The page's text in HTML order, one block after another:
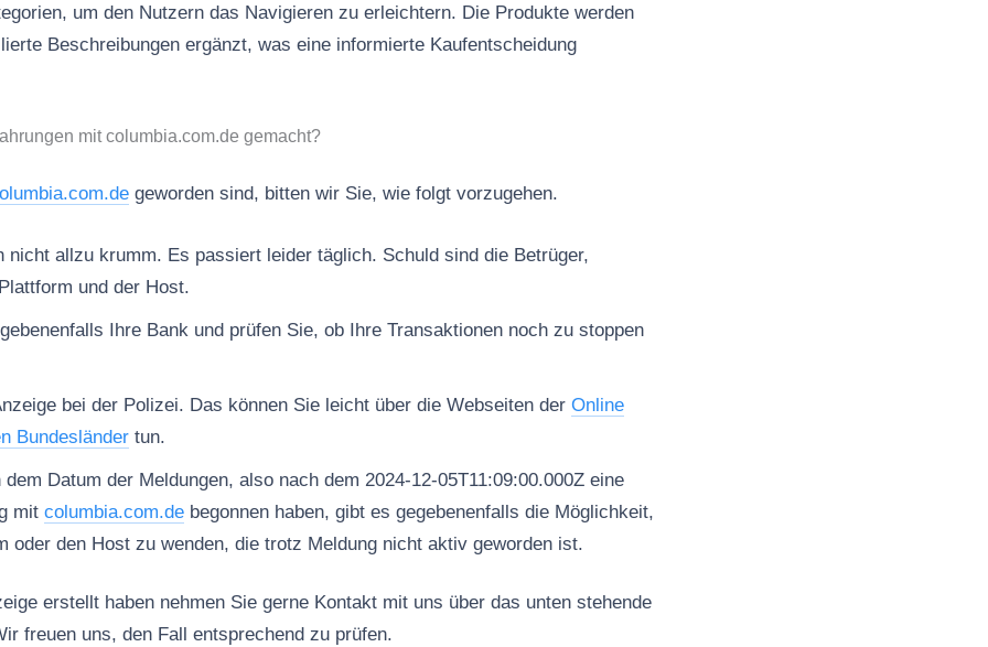
um den Nutzern das Navigieren zu erleichtern. Die Produkte werden
Beschreibungen ergänzt, was eine informierte Kaufentscheidung
mit columbia.com.de gemacht?
geworden sind, bitten wir Sie, wie folgt vorzugehen.
nicht allzu krumm. Es passiert leider täglich. Schuld sind die Betrüger,
und der Host.
Ihre Bank und prüfen Sie, ob Ihre Transaktionen noch zu stoppen
bei der Polizei. Das können Sie leicht über die Webseiten der Online
Bundesländer tun.
Datum der Meldungen, also nach dem 2024-12-05T11:09:00.000Z eine
mit columbia.com.de begonnen haben, gibt es gegebenenfalls die Möglichkeit,
oder den Host zu wenden, die trotz Meldung nicht aktiv geworden ist.
erstellt haben nehmen Sie gerne Kontakt mit uns über das unten stehende
freuen uns, den Fall entsprechend zu prüfen.